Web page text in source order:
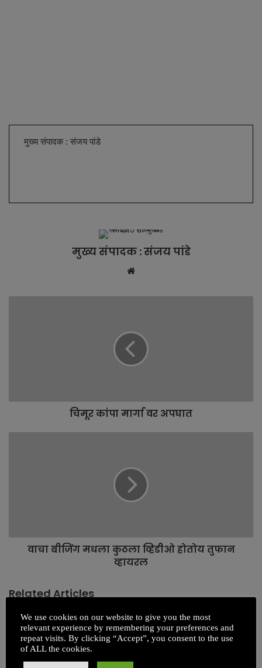
मुख्य संपादक : संजय पांडे
मुख्य संपादक : संजय पांडे
b
t
चिमूर कांपा मार्गा वर अपघात
वाचा बीजिंग मधला कुठला व्हिडीओ होतोय तुफान
व्हायरल
Related Articles
We use cookies on our website to give you the most
relevant experience by remembering your preferences and
repeat visits. By clicking “Accept”, you consent to the use
of ALL the cookies.